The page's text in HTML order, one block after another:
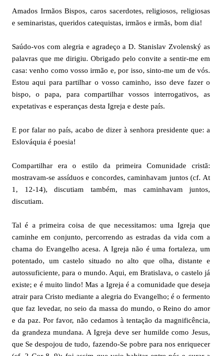
Amados Irmãos Bispos, caros sacerdotes, religiosos, religiosas
e seminaristas, queridos catequistas, irmãos e irmãs, bom dia!
Saúdo-vos com alegria e agradeço a D. Stanislav Zvolenský as
palavras que me dirigiu. Obrigado pelo convite a sentir-me em
casa: venho como vosso irmão e, por isso, sinto-me um de vós.
Estou aqui para partilhar o vosso caminho, isso deve fazer o
bispo, o papa, para compartilhar vossos interrogativos, as
expetativas e esperanças desta Igreja e deste país.
E por falar no país, acabo de dizer à senhora presidente que: a
Eslováquia é poesia!
Compartilhar era o estilo da primeira Comunidade cristã:
mostravam-se assíduos e concordes, caminhavam juntos (cf. At
1, 12-14), discutiam também, mas caminhavam juntos,
discutiam.
Tal é a primeira coisa de que necessitamos: uma Igreja que
caminhe em conjunto, percorrendo as estradas da vida com a
chama do Evangelho acesa. A Igreja não é uma fortaleza, um
potentado, um castelo situado no alto que olha, distante e
autossuficiente, para o mundo. Aqui, em Bratislava, o castelo já
existe; e é muito lindo! Mas a Igreja é a comunidade que deseja
atrair para Cristo mediante a alegria do Evangelho; é o fermento
que faz levedar, no seio da massa do mundo, o Reino do amor
e da paz. Por favor, não cedamos à tentação da magnificência,
da grandeza mundana. A Igreja deve ser humilde como Jesus,
que Se despojou de tudo, fazendo-Se pobre para nos enriquecer